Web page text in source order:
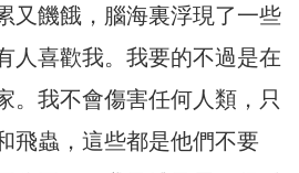
又饑餓，腦海裏浮現了一些
人喜歡我。我要的不過是在
。我不會傷害任何人類，只
飛蟲，這些都是他們不要